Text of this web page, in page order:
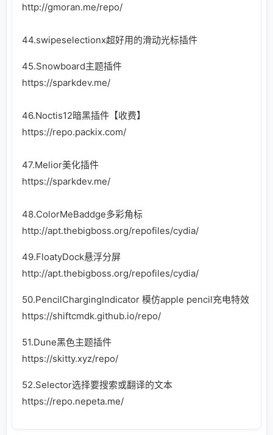
http://gmoran.me/repo/
44.swipeselectionx超好用的滑动光标插件
45.Snowboard主题插件
https://sparkdev.me/
46.Noctis12暗黑插件【收费】
https://repo.packix.com/
47.Melior美化插件
https://sparkdev.me/
48.ColorMeBaddge多彩角标
http://apt.thebigboss.org/repofiles/cydia/
49.FloatyDock悬浮分屏
http://apt.thebigboss.org/repofiles/cydia/
50.PencilChargingIndicator 模仿apple pencil充电特效
https://shiftcmdk.github.io/repo/
51.Dune黑色主题插件
https://skitty.xyz/repo/
52.Selector选择要搜索或翻译的文本
https://repo.nepeta.me/